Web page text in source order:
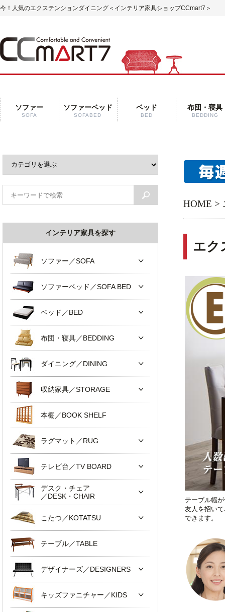
今！人気のエクステンションダイニング ＜インテリア家具ショップCCmart7＞
ソファー
SOFA
ソファーベッド
SOFABED
ベッド
BED
布団・寝具
BEDDING
HOME >
エク
テーブル幅
友人を招い
できます。
インテリア家具を探す
ソファー／SOFA
ソファーベッド／SOFA BED
ベッド／BED
布団・寝具／BEDDING
ダイニング／DINING
収納家具／STORAGE
本棚／BOOK SHELF
ラグマット／RUG
テレビ台／TV BOARD
デスク・チェア
／DESK・CHAIR
こたつ／KOTATSU
テーブル／TABLE
デザイナーズ／DESIGNERS
キッズファニチャー／KIDS